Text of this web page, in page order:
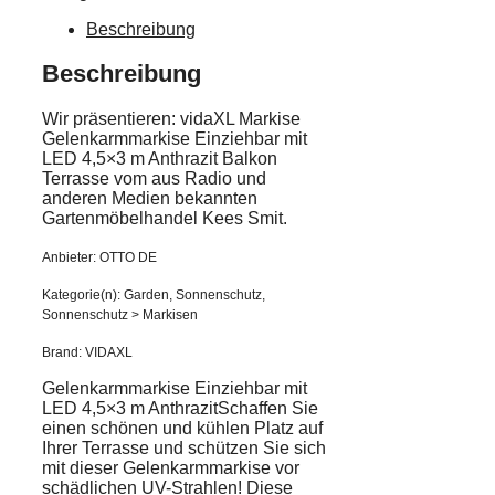
Beschreibung
Beschreibung
Wir präsentieren: vidaXL Markise
Gelenkarmmarkise Einziehbar mit
LED 4,5×3 m Anthrazit Balkon
Terrasse vom aus Radio und
anderen Medien bekannten
Gartenmöbelhandel Kees Smit.
Anbieter: OTTO DE
Kategorie(n): Garden, Sonnenschutz,
Sonnenschutz > Markisen
Brand: VIDAXL
Gelenkarmmarkise Einziehbar mit
LED 4,5×3 m AnthrazitSchaffen Sie
einen schönen und kühlen Platz auf
Ihrer Terrasse und schützen Sie sich
mit dieser Gelenkarmmarkise vor
schädlichen UV-Strahlen! Diese